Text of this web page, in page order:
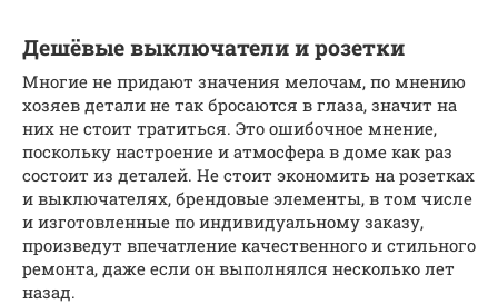
Дешёвые выключатели и розетки
Многие не придают значения мелочам, по мнению
хозяев детали не так бросаются в глаза, значит на
них не стоит тратиться. Это ошибочное мнение,
поскольку настроение и атмосфера в доме как раз
состоит из деталей. Не стоит экономить на розетках
и выключателях, брендовые элементы, в том числе
и изготовленные по индивидуальному заказу,
произведут впечатление качественного и стильного
ремонта, даже если он выполнялся несколько лет
назад.